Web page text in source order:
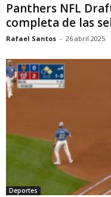
Panthers NFL
completa de las
Rafael Santos - 26 abril 2025
Deportes